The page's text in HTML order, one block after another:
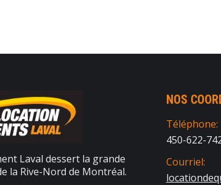
Laval dessert la grande
la Rive-Nord de Montréal.
NOS
Téléphone:
450-622-
Courriel: